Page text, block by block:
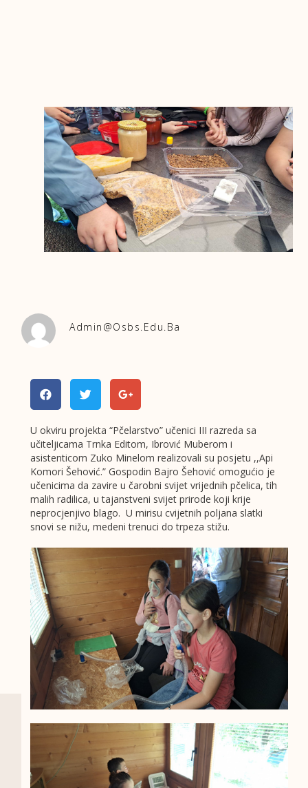
Admin@osbs.edu.ba
U okviru projekta “Pčelarstvo” učenici III razreda sa
učiteljicama Trnka Editom, Ibrović Muberom i
asistenticom Zuko Minelom realizovali su posjetu ,,Api
Komori Šehović.” Gospodin Bajro Šehović omogućio je
učenicima da zavire u čarobni svijet vrijednih pčelica, tih
malih radilica, u tajanstveni svijet prirode koji krije
neprocjenjivo blago. U mirisu cvijetnih poljana slatki
snovi se nižu, medeni trenuci do trpeza stižu.